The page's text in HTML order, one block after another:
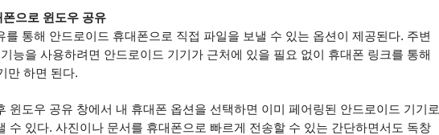
으로 윈도우 공유
를 통해 안드로이드 휴대폰으로 직접 파일을 보낼 수 있는 옵션이 제공된다. 주변
능을 사용하려면 안드로이드 기기가 근처에 있을 필요 없이 휴대폰 링크를 통해
만 하면 된다.
윈도우 공유 창에서 내 휴대폰 옵션을 선택하면 이미 페어링된 안드로이드 기기로
수 있다. 사진이나 문서를 휴대폰으로 빠르게 전송할 수 있는 간단하면서도 독창